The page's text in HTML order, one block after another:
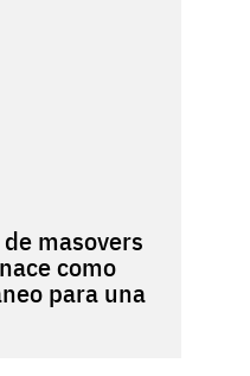
masovers
como
para una